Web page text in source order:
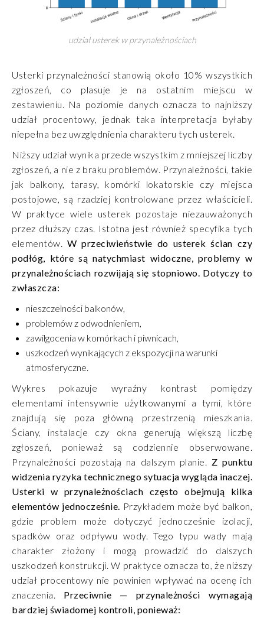
udział usterek w przynależnościach
Usterki przynależności stanowią około 10% wszystkich
zgłoszeń, co plasuje je na ostatnim miejscu w
zestawieniu. Na poziomie danych oznacza to najniższy
udział procentowy, jednak taka interpretacja byłaby
niepełna bez uwzględnienia charakteru tych usterek.
Niższy udział wynika przede wszystkim z mniejszej liczby
zgłoszeń, a nie z braku problemów. Przynależności, takie
jak balkony, tarasy, komórki lokatorskie czy miejsca
postojowe, są rzadziej kontrolowane przez właścicieli.
W praktyce wiele usterek pozostaje niezauważonych
przez dłuższy czas. Istotna jest również specyfika tych
elementów. W przeciwieństwie do usterek ścian czy
podłóg, które są natychmiast widoczne, problemy w
przynależnościach rozwijają się stopniowo. Dotyczy to
zwłaszcza:
nieszczelności balkonów,
problemów z odwodnieniem,
zawilgocenia w komórkach i piwnicach,
uszkodzeń wynikających z ekspozycji na warunki
atmosferyczne.
Wykres pokazuje wyraźny kontrast pomiędzy
elementami intensywnie użytkowanymi a tymi, które
znajdują się poza główną przestrzenią mieszkania.
Ściany, instalacje czy okna generują większą liczbę
zgłoszeń, ponieważ są codziennie obserwowane.
Przynależności pozostają na dalszym planie. Z punktu
widzenia ryzyka technicznego sytuacja wygląda inaczej.
Usterki w przynależnościach często obejmują kilka
elementów jednocześnie. Przykładem może być balkon,
gdzie problem może dotyczyć jednocześnie izolacji,
spadków oraz odpływu wody. Tego typu wady mają
charakter złożony i mogą prowadzić do dalszych
uszkodzeń konstrukcji. W praktyce oznacza to, że niższy
udział procentowy nie powinien wpływać na ocenę ich
znaczenia. Przeciwnie — przynależności wymagają
bardziej świadomej kontroli, ponieważ: